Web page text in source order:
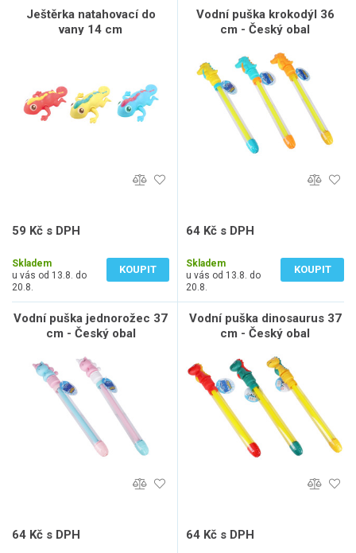
Ještěrka natahovací do
vany 14 cm
59 Kč s DPH
Skladem
u vás od 13.8. do
20.8.
KOUPIT
Vodní puška krokodýl 36
cm - Český obal
64 Kč s DPH
Skladem
u vás od 13.8. do
20.8.
KOUPIT
Vodní puška jednorožec 37
cm - Český obal
64 Kč s DPH
Vodní puška dinosaurus 37
cm - Český obal
64 Kč s DPH